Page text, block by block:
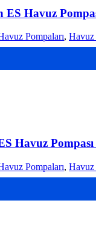
ES Havuz
Pompaları, Havuz
Havuz
Pompaları, Havuz